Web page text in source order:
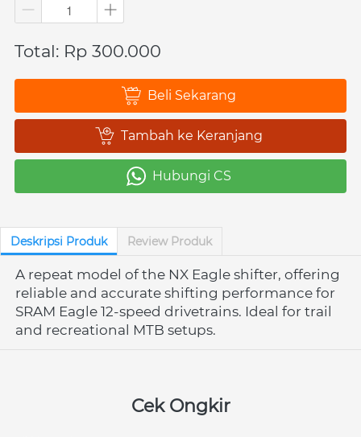
Total: Rp 300.000
` Beli Sekarang
` Tambah ke Keranjang
` Hubungi CS
Deskripsi Produk Review Produk
A repeat model of the NX Eagle shifter, offering
reliable and accurate shifting performance for
SRAM Eagle 12-speed drivetrains. Ideal for trail
and recreational MTB setups.
Cek Ongkir